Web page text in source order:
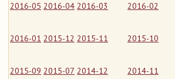
2016-05 2016-04 2016-03 2016-02
2016-01 2015-12 2015-11 2015-10
2015-09 2015-07 2014-12 2014-11